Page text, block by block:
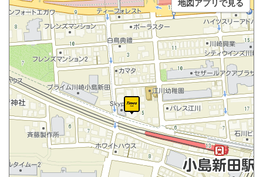
地図アプリで見る